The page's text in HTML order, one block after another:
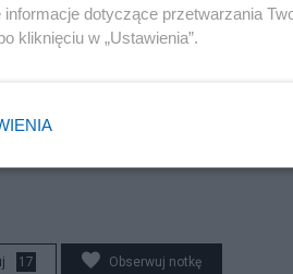
Jeszcze gdyby stracił 15%
17 Obserwuj notkę
informacje dotyczące przetwarzania
kliknięciu w „Ustawienia”.